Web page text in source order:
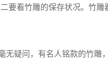
要看竹雕的保存状况。竹
疑问，有名人铭款的竹雕